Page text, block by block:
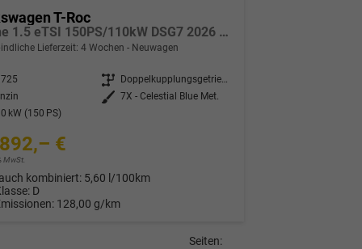
T-Roc
R-Line 1.5 eTSI 150PS/110kW DSG7 2026 *Neues Modell* | +AHK +BlackStyle +19" ALU +IQ.Licht-Matrix
Lieferzeit:4 Wochen Neuwagen
Getriebe
Doppelkupplungsgetriebe (DSG)
Außenfarbe 7X - Celestial Blue Met.
kW (150 PS)
€
MwSt.
kombiniert: 5,60 l/100km
D
128,00 g/km
Seiten: